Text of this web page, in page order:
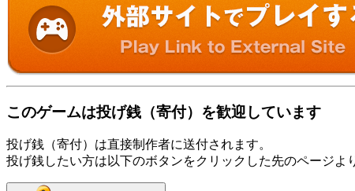
このゲームは投げ銭（寄付）を歓迎しています
投げ銭（寄付）は直接制作者に送付されます。
投げ銭したい方は以下のボタンをクリックした先のページよ